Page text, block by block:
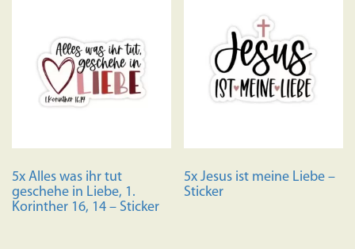
5x Alles was ihr tut
geschehe in Liebe, 1.
Korinther 16, 14 – Sticker
5x Jesus ist meine Liebe –
Sticker